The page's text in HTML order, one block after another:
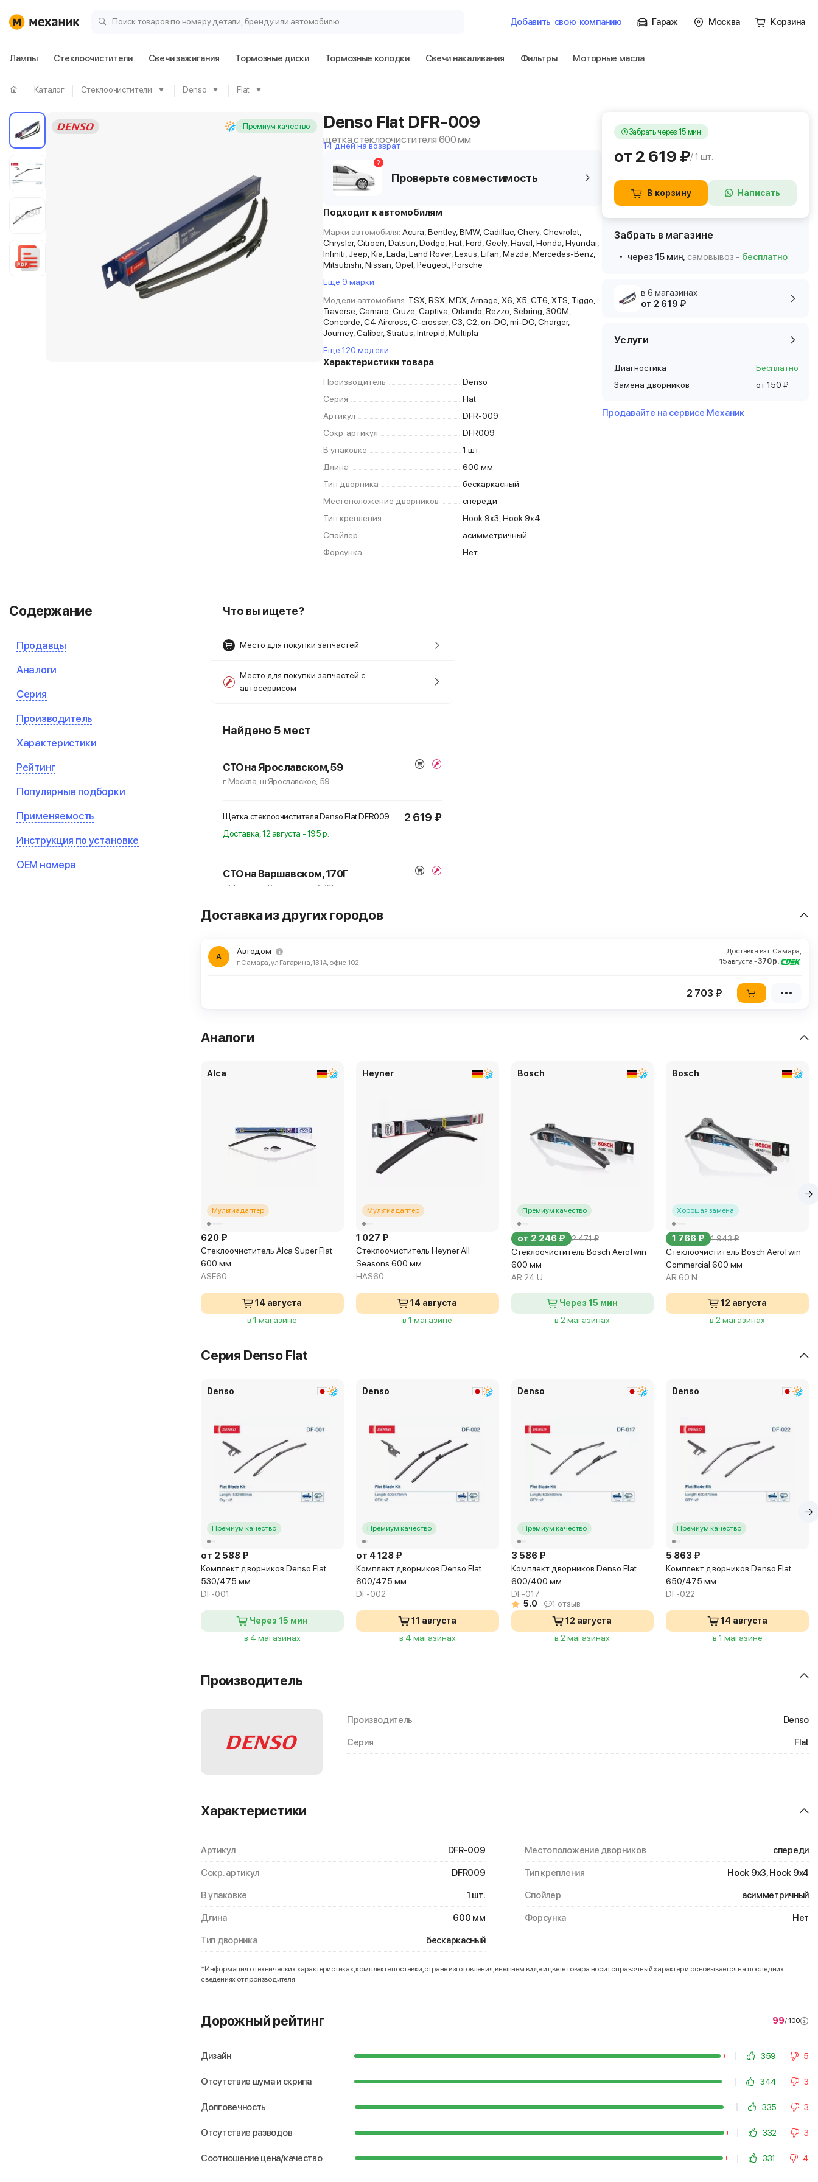
Поиск товаров по номеру детали, бренду или автомобилю Добавить свою компанию Гараж Москва Корзина
Лампы Стеклоочистители Свечи зажигания Тормозные диски Тормозные колодки Свечи накаливания Фильтры Моторные масла
Каталог Стеклоочистители Denso Flat
Премиум качество Denso Flat DFR-009
щетка стеклоочистителя 600 мм
14 дней на возврат
Проверьте совместимость
?
Подходит к автомобилям
Марки автомобиля: Acura, Bentley, BMW, Cadillac, Chery, Chevrolet,
Chrysler, Citroen, Datsun, Dodge, Fiat, Ford, Geely, Haval, Honda, Hyundai,
Infiniti, Jeep, Kia, Lada, Land Rover, Lexus, Lifan, Mazda, Mercedes-Benz,
Mitsubishi, Nissan, Opel, Peugeot, Porsche
Еще 9 марки
Модели автомобиля: TSX, RSX, MDX, Arnage, X6, X5, CT6, XTS, Tiggo,
Traverse, Camaro, Cruze, Captiva, Orlando, Rezzo, Sebring, 300M,
Concorde, C4 Aircross, C-crosser, C3, C2, on-DO, mi-DO, Charger,
Journey, Caliber, Stratus, Intrepid, Multipla
Еще 120 модели
Характеристики товара
Производитель
Denso
Серия
Flat
Артикул
DFR-009
Сокр. артикул
DFR009
В упаковке
1 шт.
Длина
600 мм
Тип дворника
бескаркасный
Местоположение дворников
спереди
Тип крепления
Hook 9x3, Hook 9x4
Спойлер
асимметричный
Форсунка
Нет
Забрать через 15 мин
от 2 619 ₽/ 1 шт.
В корзину Написать
Забрать в магазине
через 15 мин, самовывоз - бесплатно
в 6 магазинах
от 2 619 ₽
Услуги
Диагностика
Бесплатно
Замена дворников
от 150 ₽
Продавайте на сервисе Механик
Содержание
Продавцы
Аналоги
Серия
Производитель
Характеристики
Рейтинг
Популярные подборки
Применяемость
Инструкция по установке
OEM номера
Что вы ищете?
Место для покупки запчастей
Место для покупки запчастей с
автосервисом
Найдено 5 мест
СТО на Ярославском, 59
г. Москва, ш Ярославское, 59
Щетка стеклоочистителя Denso FlatDFR009 2 619 ₽
Доставка, 12 августа - 195 р.
СТО на Варшавском, 170Г
г. Москва, ш Варшавское, 170Г
Щетка стеклоочистителя Denso FlatDFR009
ЕвроАвто
Самовывоз через 15 мин и позже
Щетка стеклоочистителя Denso Flat
DFR009
3 048 ₽
Самовывоз через 15 мин и позже
ЕвроАвто
г. Мытищи, ул 1-я Пролетарская, 12
Щетка стеклоочистителя Denso Flat
DFR009
3 048 ₽
Самовывоз через 15 мин и позже
Доставка из других городов
А
Автодом
г. Самара, ул Гагарина, 131А, офис 102
Доставка из г. Самара,
15 августа -370 р.
2 703 ₽
Аналоги
Alca
Мультиадаптер
620 ₽
Стеклоочиститель Alca Super Flat
600 мм
ASF60
14 августа
в 1 магазине
Heyner
Мультиадаптер
1 027 ₽
Стеклоочиститель Heyner All
Seasons 600 мм
HAS60
14 августа
в 1 магазине
Bosch
Премиум качество
от 2 246 ₽ 2 471 ₽
Стеклоочиститель Bosch AeroTwin
600 мм
AR 24 U
Через 15 мин
в 2 магазинах
Bosch
Хорошая замена
1 766 ₽ 1 943 ₽
Стеклоочиститель Bosch AeroTwin
Commercial 600 мм
AR 60 N
12 августа
в 2 магазинах
Серия Denso Flat
Denso
Премиум качество
от 2 588 ₽
Комплект дворников Denso Flat
530/475 мм
DF-001
Через 15 мин
в 4 магазинах
Denso
Премиум качество
от 4 128 ₽
Комплект дворников Denso Flat
600/475 мм
DF-002
11 августа
в 4 магазинах
Denso
Премиум качество
3 586 ₽
Комплект дворников Denso Flat
600/400 мм
DF-017
5.0
1 отзыв
12 августа
в 2 магазинах
Denso
Премиум качество
5 863 ₽
Комплект дворников Denso Flat
650/475 мм
DF-022
14 августа
в 1 магазине
Производитель
Производитель Denso
Серия Flat
Характеристики
Артикул DFR-009
Сокр. артикул DFR009
В упаковке 1 шт.
Длина 600 мм
Тип дворника бескаркасный
Местоположение дворников спереди
Тип крепления Hook 9x3, Hook 9x4
Спойлер асимметричный
Форсунка Нет
*Информация о технических характеристиках, комплекте поставки, стране изготовления, внешнем виде и цвете товара носит справочный характер и основывается на последних
сведениях от производителя
Дорожный рейтинг 99/ 100
Дизайн 359 5
Отсутствие шума и скрипа 344 3
Долговечность 335 3
Отсутствие разводов 332 3
Соотношение цена/качество 331 4